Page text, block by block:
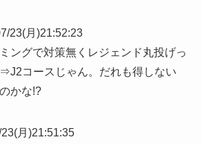
23(月)21:52:23
ングで対策無くレジェンド丸投げっ
コースじゃん。だれも得しない
かな!?
月)21:51:35